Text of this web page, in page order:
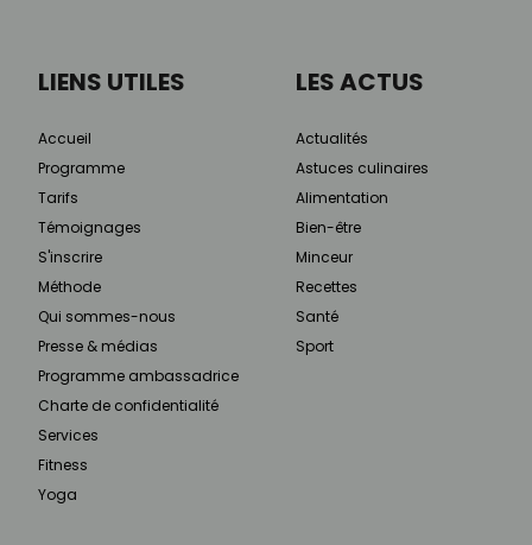
LIENS UTILES
Accueil
Programme
Tarifs
Témoignages
S'inscrire
Méthode
Qui sommes-nous
Presse & médias
Programme ambassadrice
Charte de confidentialité
Services
Fitness
Yoga
LES ACTUS
Actualités
Astuces culinaires
Alimentation
Bien-être
Minceur
Recettes
Santé
Sport